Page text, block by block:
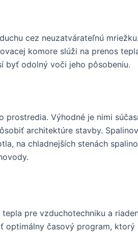
cez neuzatvárateľnú
komore slúži na prenos
byť odolný voči jeho pôsobeniu.
Výhodné je nimi
architektúre stavby.
na chladnejších stenách
pre vzduchotechniku a
optimálny časový program,